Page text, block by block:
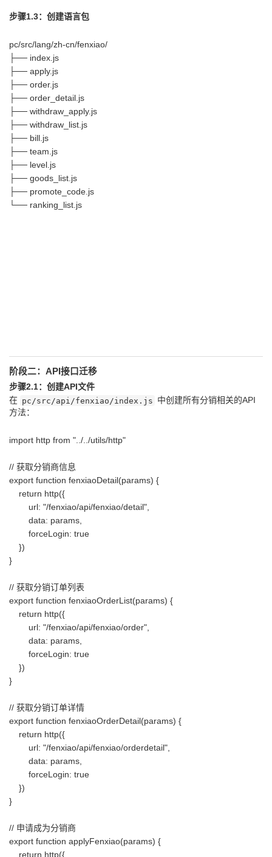
步骤1.3：创建语言包
pc/src/lang/zh-cn/fenxiao/
├── index.js
├── apply.js
├── order.js
├── order_detail.js
├── withdraw_apply.js
├── withdraw_list.js
├── bill.js
├── team.js
├── level.js
├── goods_list.js
├── promote_code.js
└── ranking_list.js
阶段二：API接口迁移
步骤2.1：创建API文件
在 pc/src/api/fenxiao/index.js 中创建所有分销相关的API
方法：
import http from "../../utils/http"
// 获取分销商信息
export function fenxiaoDetail(params) {
return http({
url: "/fenxiao/api/fenxiao/detail",
data: params,
forceLogin: true
})
}
// 获取分销订单列表
export function fenxiaoOrderList(params) {
return http({
url: "/fenxiao/api/fenxiao/order",
data: params,
forceLogin: true
})
}
// 获取分销订单详情
export function fenxiaoOrderDetail(params) {
return http({
url: "/fenxiao/api/fenxiao/orderdetail",
data: params,
forceLogin: true
})
}
// 申请成为分销商
export function applyFenxiao(params) {
return http({